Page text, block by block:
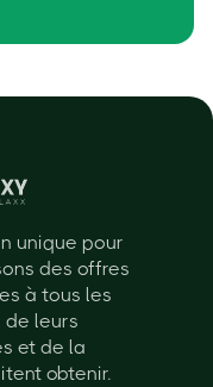
unique pour
des offres
à tous les
leurs
et de la
obtenir.